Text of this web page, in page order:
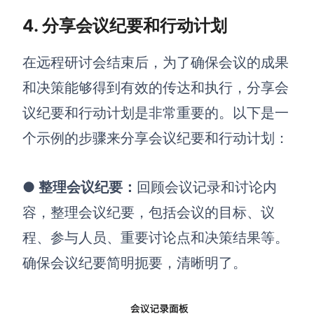
4. 分享会议纪要和行动计划
在远程研讨会结束后，为了确保会议的成果
和决策能够得到有效的传达和执行，分享会
议纪要和行动计划是非常重要的。以下是一
个示例的步骤来分享会议纪要和行动计划：
● 整理会议纪要 ： 回顾会议记录和讨论内
容，整理会议纪要，包括会议的目标、议
程、参与人员、重要讨论点和决策结果等。
确保会议纪要简明扼要，清晰明了。